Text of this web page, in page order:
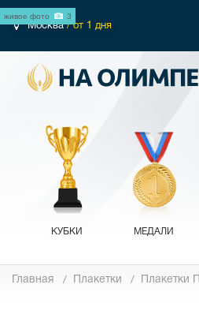
Москва/ от 1 дня
КУБКИ МЕДАЛИ
Главная Плакетки Плакетки
живое фото 3